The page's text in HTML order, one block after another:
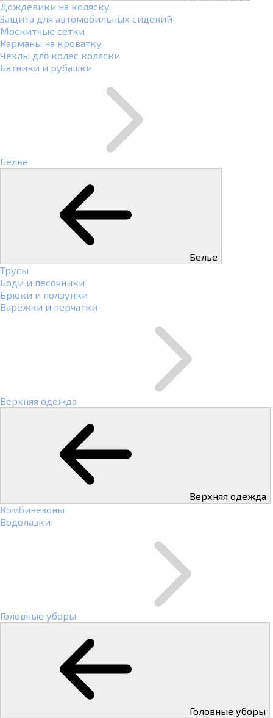
Дождевики на коляску
Защита для автомобильных сидений
Москитные сетки
Карманы на кроватку
Чехлы для колес коляски
Батники и рубашки
Белье
Белье
Трусы
Боди и песочники
Брюки и ползунки
Варежки и перчатки
Верхняя одежда
Верхняя одежда
Комбинезоны
Водолазки
Головные уборы
Головные уборы